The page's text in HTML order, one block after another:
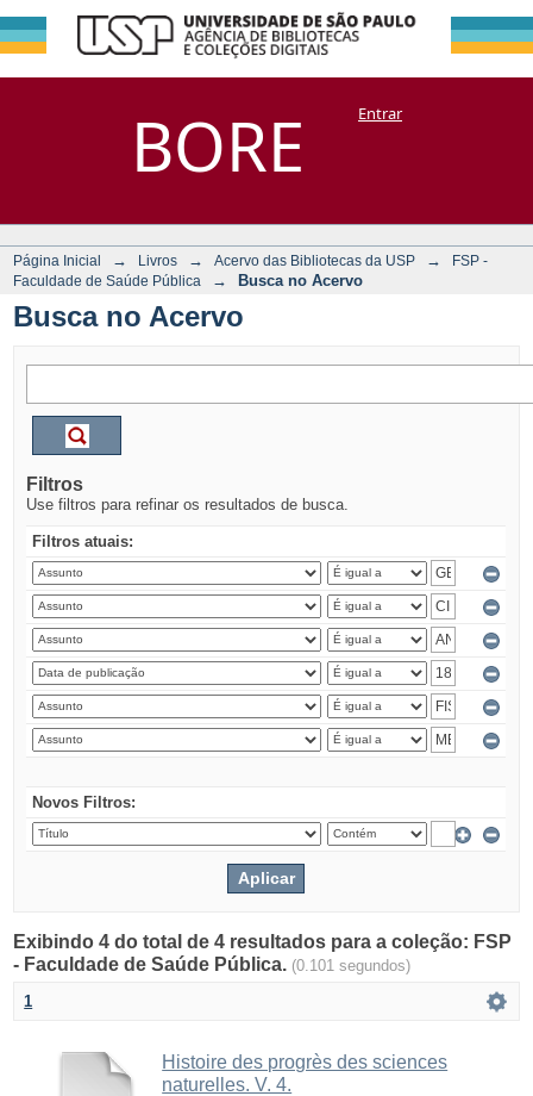
BORE
Busca no Acervo
DSpace/Manakin + CoriscoEntrar
Página Inicial → Livros → Acervo das Bibliotecas da USP →
FSP -
Faculdade de Saúde Pública
→ Busca no Acervo
Busca no Acervo
Filtros
Use filtros para refinar os resultados de busca.
Filtros atuais:
Novos Filtros:
Exibindo 4 do total de 4 resultados para a coleção: FSP
- Faculdade de Saúde Pública. (0.101 segundos)
1
Histoire des progrès des sciences
naturelles. V. 4.